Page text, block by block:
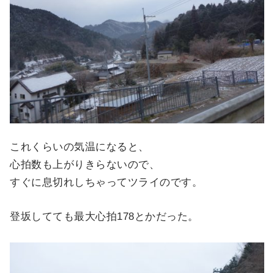
これくらいの気温になると、
心拍数も上がりきらないので、
すぐに息切れしちゃってツライのです。
登坂してても最大心拍178とかだった。